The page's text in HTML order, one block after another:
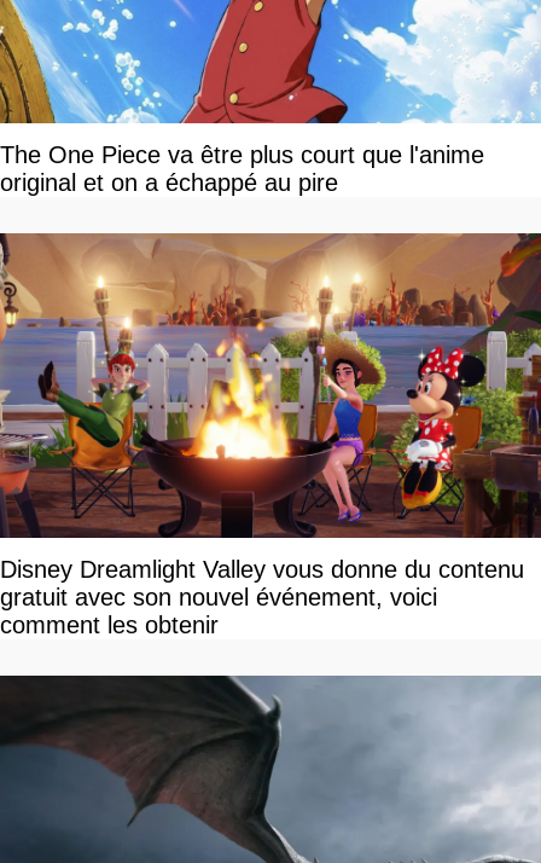
The One Piece va être plus court que l'anime
original et on a échappé au pire
Disney Dreamlight Valley vous donne du contenu
gratuit avec son nouvel événement, voici
comment les obtenir